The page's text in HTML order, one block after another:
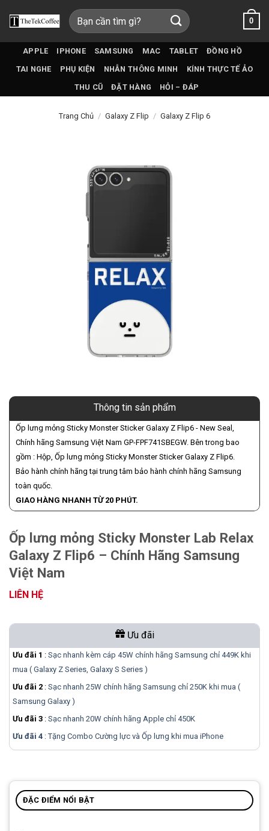
qua
Tìm
kiếm:
0
APPLE IPHONE SAMSUNG MAC TABLET
ĐỒNG HỒ
TAI NGHE
PHỤ KIỆN NHẪN THÔNG MINH
KÍNH THỰC TẾ ẢO
THU CŨ
ĐẶT HÀNG HỎI – ĐÁP
Trang Chủ / Galaxy Z Flip / Galaxy Z Flip 6
Thông tin sản phẩm
Ốp lưng mỏng Sticky Monster Sticker Galaxy Z Flip6 - New Seal,
Chính hãng Samsung Việt Nam GP-FPF741SBEGW. Bên trong bao
gồm : Hộp, Ốp lưng mỏng Sticky Monster Sticker Galaxy Z Flip6.
Bảo hành chính hãng tại trung tâm bảo hành chính hãng Samsung
toàn quốc.
GIAO HÀNG NHANH TỪ 20 PHÚT.
Ốp lưng mỏng Sticky Monster Lab Relax
Galaxy Z Flip6 – Chính Hãng Samsung
Việt Nam
LIÊN HỆ
Ưu đãi
Ưu đãi 1 : Sạc nhanh kèm cáp 45W chính hãng Samsung chỉ 449K khi
mua ( Galaxy Z Series, Galaxy S Series )
Ưu đãi 2 : Sạc nhanh 25W chính hãng Samsung chỉ 250K khi mua (
Samsung Galaxy )
Ưu đãi 3 : Sạc nhanh 20W chính hãng Apple chỉ 450K
Ưu đãi 4 : Tặng Combo Cường lực và Ốp lưng khi mua iPhone
ĐẶC ĐIỂM NỔI BẬT